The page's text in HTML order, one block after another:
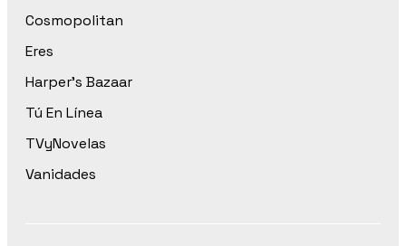
Cosmopolitan
Eres
Harper’s Bazaar
Tú En Línea
TVyNovelas
Vanidades